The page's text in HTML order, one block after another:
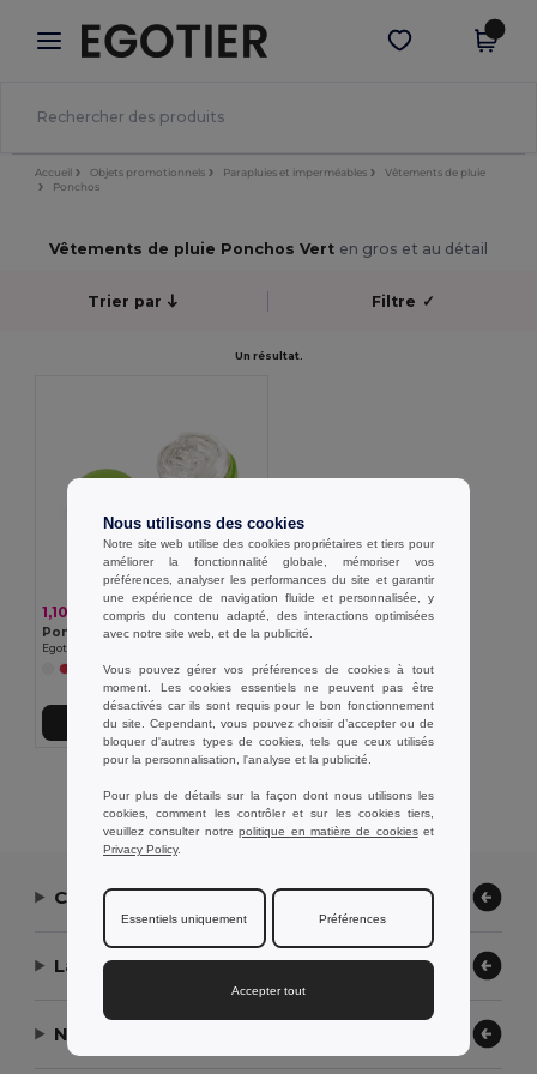
× Appli Egotier
Meilleurs prix sur l’app !
Obtenir l'appli
Accueil Objets promotionnels Parapluies et imperméables
Vêtements de pluie
Ponchos
Vêtements de pluie Ponchos Vert en gros et au détail
Trier par Filtre ✓
Un résultat.
1,10 €
Poncho imperméable
Egotier 99214
+1 Couleurs
Ajouter au Panier
Contactez-nous
Laissez-nous vous aider
Notre entreprise
Nous utilisons des cookies
Notre site web utilise des cookies propriétaires et tiers pour
améliorer la fonctionnalité globale, mémoriser vos
préférences, analyser les performances du site et garantir
une expérience de navigation fluide et personnalisée, y
compris du contenu adapté, des interactions optimisées
avec notre site web, et de la publicité.
Vous pouvez gérer vos préférences de cookies à tout
moment. Les cookies essentiels ne peuvent pas être
désactivés car ils sont requis pour le bon fonctionnement
du site. Cependant, vous pouvez choisir d’accepter ou de
bloquer d'autres types de cookies, tels que ceux utilisés
pour la personnalisation, l'analyse et la publicité.
Pour plus de détails sur la façon dont nous utilisons les
cookies, comment les contrôler et sur les cookies tiers,
veuillez consulter notrepolitique en matière de cookieset
Privacy Policy.
Essentiels uniquement Préférences
Accepter tout